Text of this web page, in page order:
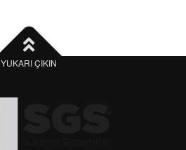
YUKARI ÇIKIN